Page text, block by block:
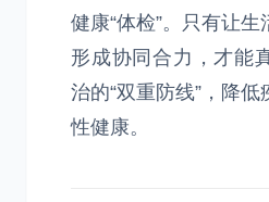
健康“体检”。只有让
形成协同合力，才能
治的“双重防线”，降
性健康。